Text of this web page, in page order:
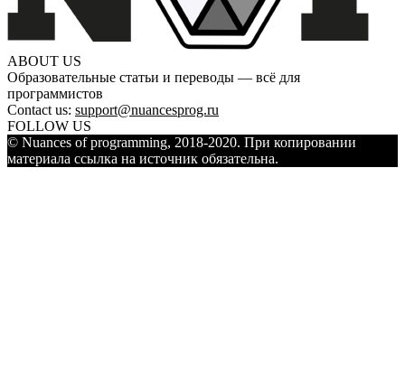
ABOUT US
Образовательные статьи и переводы — всё для
программистов
Contact us: support@nuancesprog.ru
FOLLOW US
© Nuances of programming, 2018-2020. При копировании
материала ссылка на источник обязательна.